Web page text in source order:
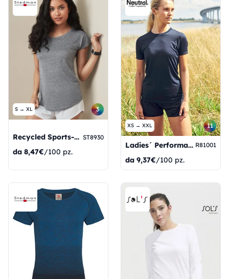
S → XL 3
Recycled Sports-T Move Women ST8930
da 8,47€/100 pz.
XS → XXL 11
Ladies´ Performance T-Shirt R81001
da 9,37€/100 pz.